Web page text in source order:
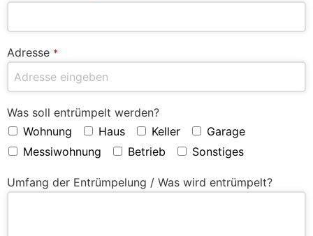
Adresse *
Was soll entrümpelt werden?
Wohnung
Haus Keller
Garage
Messiwohnung
Betrieb Sonstiges
Umfang der Entrümpelung / Was wird entrümpelt?